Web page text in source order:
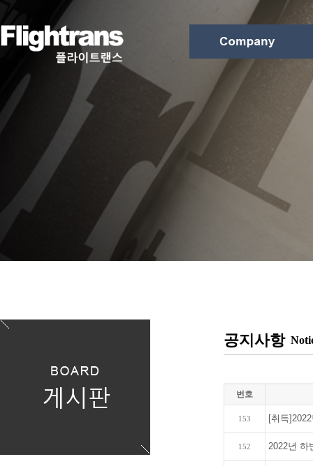
공지사항
번호
153 [취득
152 2022년 하